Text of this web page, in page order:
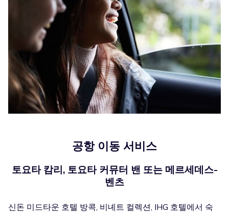
공항 이동 서비스
토요타 캄리, 토요타 커뮤터 밴 또는 메르세데스-
벤츠
신돈 미드타운 호텔 방콕, 비녜트 컬렉션, IHG 호텔에서 숙